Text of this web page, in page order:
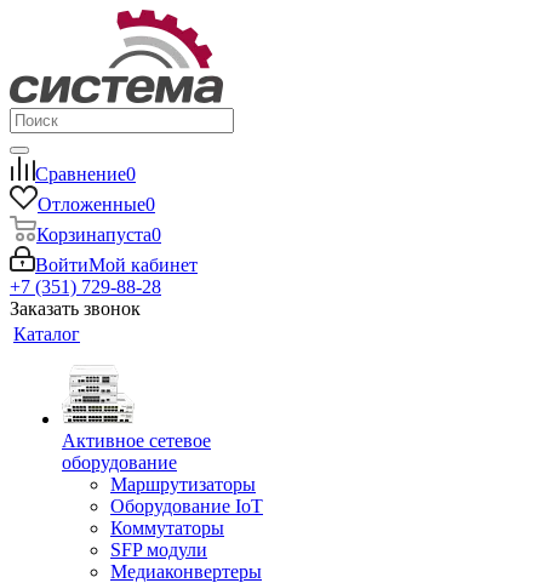
Сравнение0
Отложенные0
Корзинапуста0
ВойтиМой кабинет
+7 (351) 729-88-28
Заказать звонок
Каталог
Активное сетевое
оборудование
Маршрутизаторы
Оборудование IoT
Коммутаторы
SFP модули
Медиаконвертеры